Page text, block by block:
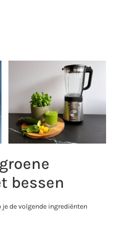
bessen
de volgende ingrediënten